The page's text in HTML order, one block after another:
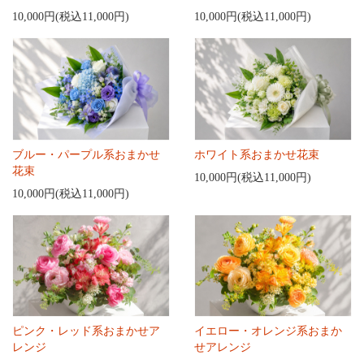
10,000円(税込11,000円)
10,000円(税込11,000円)
ブルー・パープル系おまかせ
花束
10,000円(税込11,000円)
ホワイト系おまかせ花束
10,000円(税込11,000円)
ピンク・レッド系おまかせア
レンジ
イエロー・オレンジ系おまか
せアレンジ